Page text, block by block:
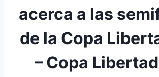
acerca a las
de la Copa
– Copa